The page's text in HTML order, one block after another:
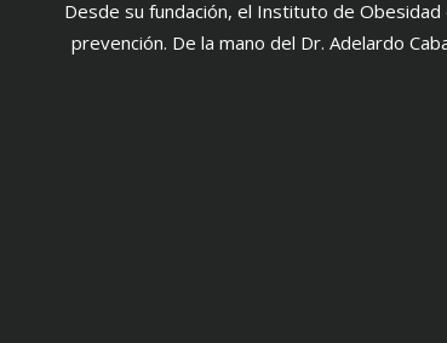
Desde su fundación, el Instituto de
prevención. De la mano del Dr. Adelardo